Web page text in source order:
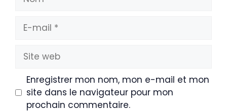
mail
Site
web
Enregistrer mon nom, mon e-mail et mon
site dans le navigateur pour mon
prochain commentaire.